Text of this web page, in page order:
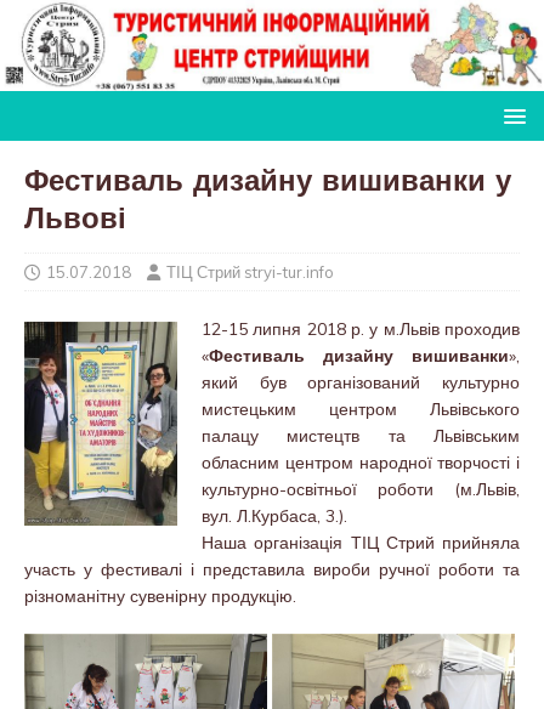
Фестиваль дизайну вишиванки у
Львові
15.07.2018 ТІЦ Стрий stryi-tur.info
12-15 липня 2018 р. у м.Львів проходив
«Фестиваль дизайну вишиванки»,
який був організований культурно
мистецьким центром Львівського
палацу мистецтв та Львівським
обласним центром народної творчості і
культурно-освітньої роботи (м.Львів,
вул. Л.Курбаса, 3.).
Наша організація ТІЦ Стрий прийняла
участь у фестивалі і представила вироби ручної роботи та
різноманітну сувенірну продукцію.